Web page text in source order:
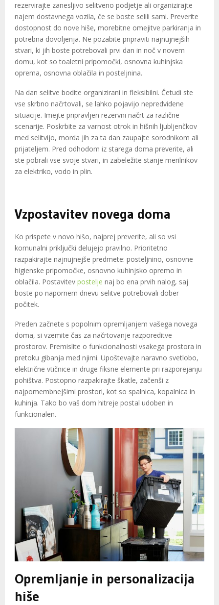
rezervirajte zanesljivo selitveno podjetje ali organizirajte
najem dostavnega vozila, če se boste selili sami. Preverite
dostopnost do nove hiše, morebitne omejitve parkiranja in
potrebna dovoljenja. Ne pozabite pripraviti najnujnejših
stvari, ki jih boste potrebovali prvi dan in noč v novem
domu, kot so toaletni pripomočki, osnovna kuhinjska
oprema, osnovna oblačila in posteljnina.
Na dan selitve bodite organizirani in fleksibilni. Četudi ste
vse skrbno načrtovali, se lahko pojavijo nepredvidene
situacije. Imejte pripravljen rezervni načrt za različne
scenarije. Poskrbite za varnost otrok in hišnih ljubljenčkov
med selitvijo, morda jih za ta dan zaupajte sorodnikom ali
prijateljem. Pred odhodom iz starega doma preverite, ali
ste pobrali vse svoje stvari, in zabeležite stanje merilnikov
za elektriko, vodo in plin.
Vzpostavitev novega doma
Ko prispete v novo hišo, najprej preverite, ali so vsi
komunalni priključki delujejo pravilno. Prioritetno
razpakirajte najnujnejše predmete: posteljnino, osnovne
higienske pripomočke, osnovno kuhinjsko opremo in
oblačila. Postavitev postelje naj bo ena prvih nalog, saj
boste po napornem dnevu selitve potrebovali dober
počitek.
Preden začnete s popolnim opremljanjem vašega novega
doma, si vzemite čas za načrtovanje razporeditve
prostorov. Premislite o funkcionalnosti vsakega prostora in
pretoku gibanja med njimi. Upoštevajte naravno svetlobo,
električne vtičnice in druge fiksne elemente pri razporejanju
pohištva. Postopno razpakirajte škatle, začenši z
najpomembnejšimi prostori, kot so spalnica, kopalnica in
kuhinja. Tako bo vaš dom hitreje postal udoben in
funkcionalen.
Opremljanje in personalizacija
hiše